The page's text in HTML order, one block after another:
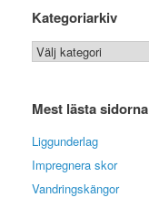
Kategoriarkiv
Kategoriarkiv
Mest lästa sidorna
Liggunderlag
Impregnera skor
Vandringskängor